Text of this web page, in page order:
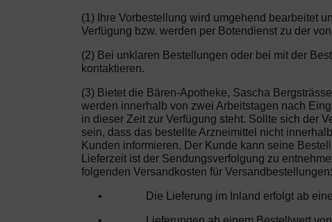
(1) Ihre Vorbestellung wird umgehend bearbeitet
Verfügung bzw. werden per Botendienst zu der
(2) Bei unklaren Bestellungen oder bei mit der
kontaktieren.
(3) Bietet die Bären-Apotheke, Sascha
werden innerhalb von zwei Arbeitstagen nach
in dieser Zeit zur Verfügung steht. Sollte sich der
sein, dass das bestellte Arzneimittel nicht
Kunden informieren. Der Kunde kann seine
Lieferzeit ist der Sendungsverfolgung zu
folgenden Versandkosten für Versandbestellungen:
• Die Lieferung im Inland erfolgt ab